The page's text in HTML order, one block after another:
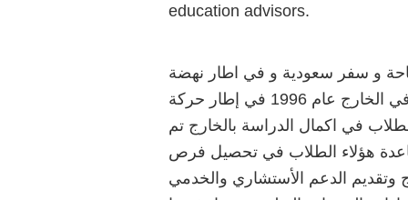
education advisors.
كأول شركة سياحة و سفر سعودية و في اطار نهضة
المملكة التعليمية بدأنا ارسال الطلاب للدراسة في الخارج عام 1996 في إطار حركة
في اكمال الدراسة بالخارج تم
عم 2000 بهدف مساعدة هؤلاء الطلاب في تحصيل فرص